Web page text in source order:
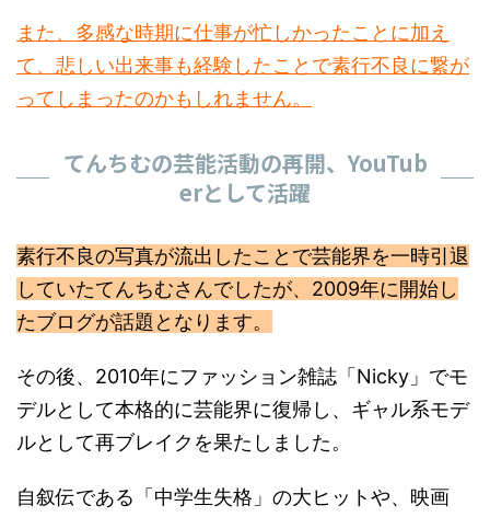
また、多感な時期に仕事が忙しかったことに加え
て、悲しい出来事も経験したことで素行不良に繋が
ってしまったのかもしれません。
てんちむの芸能活動の再開、YouTub
erとして活躍
素行不良の写真が流出したことで芸能界を一時引退
していたてんちむさんでしたが、2009年に開始し
たブログが話題となります。
その後、2010年にファッション雑誌「Nicky」でモ
デルとして本格的に芸能界に復帰し、ギャル系モデ
ルとして再ブレイクを果たしました。
自叙伝である「中学生失格」の大ヒットや、映画